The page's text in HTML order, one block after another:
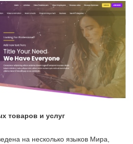
товаров и услуг
на несколько языков Мира,